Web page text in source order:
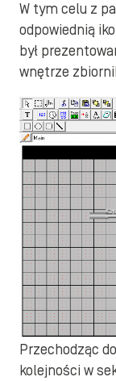
W tym celu z
odpowiednią
był
wnętrze
Przechodząc
kolejności w